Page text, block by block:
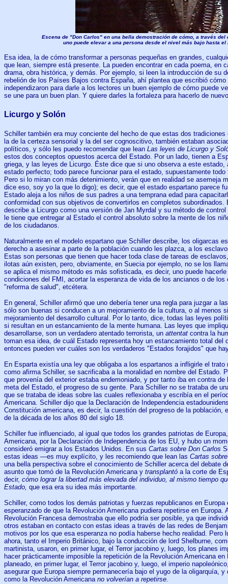
Escena de "Don Carlos" en una bella demostración de cómo, a través del
uno puede elevar a una persona desde el nivel más bajo hasta el
Esa idea, la de cómo transformar a personas pequeñas en grandes,
que lean, siempre está presente. La pueden encontrar en cada poema, en
drama, obra histórica, y demás. Por ejemplo, si leen la introducción de su
rebelión de los Países Bajos contra España, ahí plantea que escribió
independizaron para darle a los lectores un buen ejemplo de cómo puede
se une para un buen plan. Y quiere darles la fortaleza para hacerlo de
Licurgo y Solón
Schiller también era muy conciente del hecho de que estas dos
la de la certeza sensorial y la del ser cognoscitivo, también estaban
políticos, y sólo les puedo recomendar que lean Las leyes de Licurgo y
estos dos conceptos opuestos acerca del Estado. Por un lado, tienen a
griega, y las leyes de Licurgo. Éste dice que si uno observa a este estado,
estado perfecto; todo parece funcionar para el estado, supuestamente
Pero si lo miran con más detenimiento, verán que en realidad se asemeja
dice eso, soy yo la que lo digo); es decir, que el estado espartano parece
Estado aleja a los niños de sus padres a una temprana edad para
conformidad con sus objetivos de convertirlos en completos subordinados.
describe a Licurgo como una versión de Jan Myrdal y su método de
le tiene que entregar al Estado el control absoluto sobre la mente de los
de los ciudadanos.
Naturalmente en el modelo espartano que Schiller describe, los oligarcas
derecho a asesinar a parte de la población cuando les plazca, a los
Estas son personas que tienen que hacer toda clase de tareas de
ilotas aún existen, pero, obviamente, en Suecia por ejemplo, no se los
se aplica el mismo método es más sofisticada, es decir, uno puede
condiciones del FMI, acortar la esperanza de vida de los ancianos o de los
"reforma de salud", etcétera.
En general, Schiller afirmó que uno debería tener una regla para juzgar a
sólo son buenas si conducen a un mejoramiento de la cultura, o al menos
mejoramiento del desarrollo cultural. Por lo tanto, dice, todas las leyes
si resultan en un estancamiento de la mente humana. Las leyes que
desarrollarse, son un verdadero atentado terrorista, un attentat contra la
toman esa idea, de cuál Estado representa hoy un estancamiento total del
entonces pueden ver cuáles son los verdaderos "Estados forajidos" que
En Esparta existía una ley que obligaba a los espartanos a infligirle el
como afirma Schiller, se sacrificaba a la moralidad en nombre del Estado.
que provenía del exterior estaba endemoniado, y por tanto iba en contra
meta del Estado, el progreso de su gente. Para Schiller no se trataba de
que se trataba de ideas sobre las cuales reflexionaba y escribía en el
Americana. Schiller dijo que la Declaración de Independencia
Constitución americana, es decir, la cuestión del progreso de la población,
de la década de los años 80 del siglo 18.
Schiller fue influenciado, al igual que todos los grandes patriotas de
Americana, por la Declaración de Independencia de los EU, y hubo un
consideró emigrar a los Estados Unidos. En sus Cartas sobre Don Carlos
estas ideas —es muy explícito, y les recomiendo que lean las Cartas
una bella perspectiva sobre el conocimiento de Schiller acerca del debate
asunto que tomó de la Revolución Americana y transplantó a la corte de
decir, cómo lograr la libertad más elevada del individuo, al mismo tiempo
Estado, que esa era su idea más importante.
Schiller, como todos los demás patriotas y fuerzas republicanos en
esperanzado de que la Revolución Americana pudiera repetirse en Europa.
Revolución Francesa demostraba que ello podría ser posible, ya que
otros estaban en contacto con estas ideas a través de las redes de
motivos por los que esa esperanza no podía haberse hecho realidad. Pero
ahora, tanto el Imperio Británico, bajo la conducción de lord Shelburne,
martinista, usaron, en primer lugar, el Terror jacobino y, luego, los planes
hacer prácticamente imposible la repetición de la Revolución Americana en
planeado, en primer lugar, el Terror jacobino y, luego, el imperio
asegurar que Europa siempre permanecería bajo el yugo de la oligarquía,
como la Revolución Americana no volverían a repetirse.